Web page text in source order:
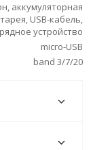
аккумуляторная
USB-кабель,
устройство
micro-USB
band 3/7/20